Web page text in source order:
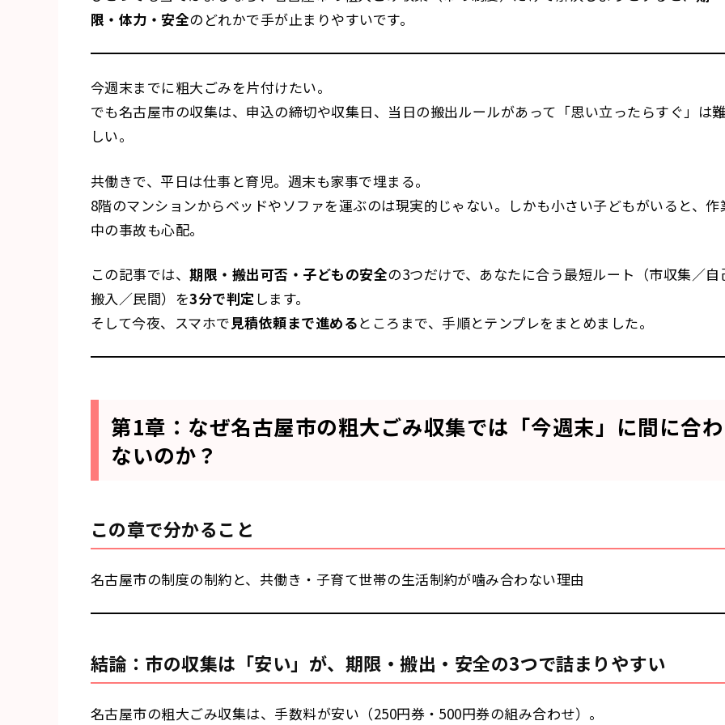
限・体力・安全のどれかで手が止まりやすいです。
今週末までに粗大ごみを片付けたい。
でも名古屋市の収集は、申込の締切や収集日、当日の搬出ルールがあって「思い立ったらすぐ」は難
しい。
共働きで、平日は仕事と育児。週末も家事で埋まる。
8階のマンションからベッドやソファを運ぶのは現実的じゃない。しかも小さい子どもがいると、作
中の事故も心配。
この記事では、期限・搬出可否・子どもの安全の3つだけで、あなたに合う最短ルート（市収集／自
搬入／民間）を3分で判定 します。
そして今夜、スマホで見積依頼まで進めるところまで、手順とテンプレをまとめました。
第1章：なぜ名古屋市の粗大ごみ収集では「今週末」に間に合わ
ないのか？
この章で分かること
名古屋市の制度の制約と、共働き・子育て世帯の生活制約が噛み合わない理由
結論：市の収集は「安い」が、期限・搬出・安全の3つで詰まりやすい
名古屋市の粗大ごみ収集は、手数料が安い（250円券・500円券の組み合わせ）。